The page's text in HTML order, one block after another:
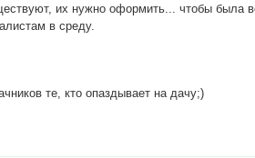
их нужно оформить... чтобы была
в среду.
те, кто опаздывает на дачу;)